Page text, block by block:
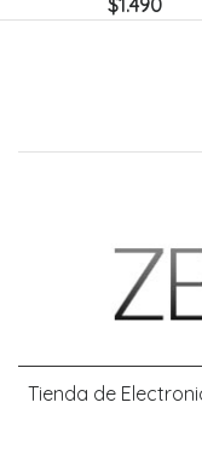
$1.490
Tienda de